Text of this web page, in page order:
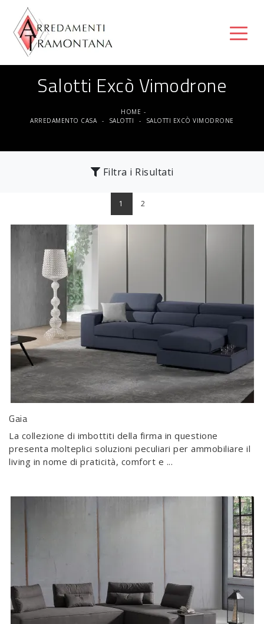
Salotti Excò Vimodrone
HOME -
ARREDAMENTO CASA
- SALOTTI - SALOTTI EXCÒ VIMODRONE
Filtra i Risultati
1 2
Gaia
La collezione di imbottiti della firma in questione
presenta molteplici soluzioni peculiari per ammobiliare il
living in nome di praticità, comfort e ...